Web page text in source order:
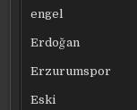
engel
Erdoğan
Erzurumspor
Eski